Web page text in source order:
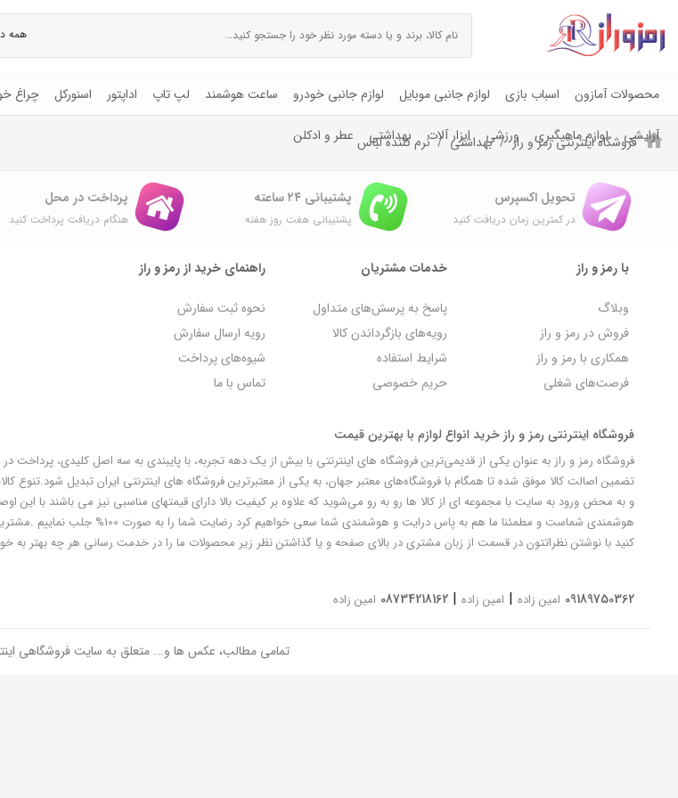
همه
محصولات آمازون اسباب بازی لوازم جانبی موبایل لوازم جانبی خودرو ساعت هوشمند لپ تاپ اداپتور اسنورکل چراغ
آرایشی لوازم ماهیگیری ورزشی ابزار آلات بهداشتی عطر و ادکلن فروشگاه اینترنتی رمز و راز بهداشتی نرم کننده لباس
تحویل اکسپرس
در کمترین زمان دریافت کنید
پشتیبانی ۲۴ ساعته
پشتیبانی هفت روز هفته
پرداخت در محل
هنگام دریافت پرداخت کنید
با رمز و راز
وبلاگ
فروش در رمز و راز
همکاری با رمز و راز
فرصت‌های شغلی
خدمات مشتریان
پاسخ به پرسش‌های متداول
رویه‌های بازگرداندن کالا
شرایط استفاده
حریم خصوصی
راهنمای خرید از رمز و راز
نحوه ثبت سفارش
رویه ارسال سفارش
شیوه‌های پرداخت
تماس با ما
فروشگاه اینترنتی رمز و راز خرید انواع لوازم با بهترین قیمت
تضمین اصالت کالا موفق شده تا همگام با فروشگاه‌های معتبر جهان، به یکی از معتبرترین فروشگاه های اینترنتی ایران تبدیل شود.تنوع
و به محض ورود به سایت با مجموعه ای از کالا ها رو به رو می‌شوید که علاوه بر کیفیت بالا دارای قیمتهای مناسبی نیز می باشند با این
هوشمندی شماست و مطمئنا ما هم به پاس درایت و هوشمندی
کنید با نوشتن نظراتتون در قسمت از زبان مشتری در بالای صفحه و یا گذاشتن نظر زیر محصولات ما را در خدمت رسانی هر چه بهتر به
09189750362 امین زاده | امین زاده |
08734218162 امین زاده
تمامی مطالب، عکس ها و... متعلق به سایت فروشگاهی